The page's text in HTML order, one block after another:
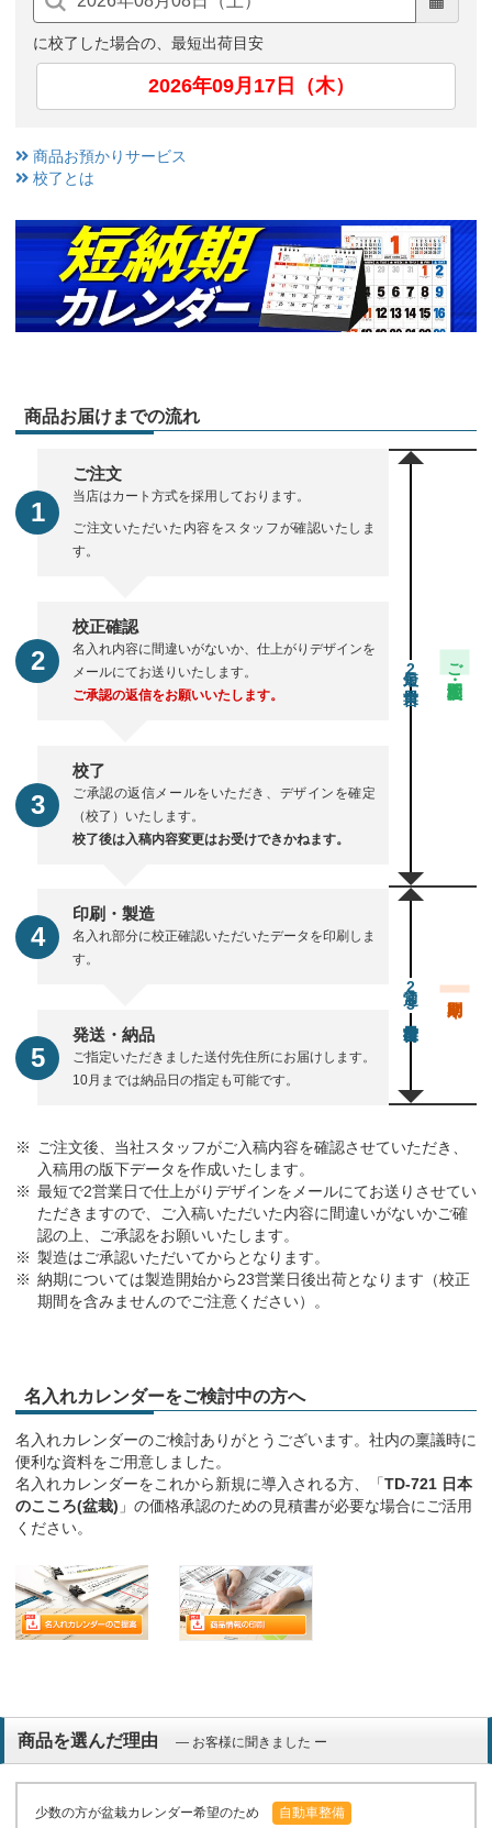
に校了した場合の、最短出荷目安
2026年09月17日（木）
商品お預かりサービス
校了とは
商品お届けまでの流れ
ご注文
当店はカート方式を採用しております。
ご注文いただいた内容をスタッフが確認いたしま
す。
校正確認
名入れ内容に間違いがないか、仕上がりデザインを
メールにてお送りいたします。
ご承認の返信をお願いいたします。
校了
ご承認の返信メールをいただき、デザインを確定
（校了）いたします。
校了後は入稿内容変更はお受けできかねます。
2 ご注文・校正期間
印刷・製造
名入れ部分に校正確認いただいたデータを印刷しま
す。
発送・納品
ご指定いただきました送付先住所にお届けします。
10月までは納品日の指定も可能です。
通常23営業日後出荷
ご注文後、当社スタッフがご入稿内容を確認させていただき、
入稿用の版下データを作成いたします。
最短で2営業日で仕上がりデザインをメールにてお送りさせてい
ただきますので、ご入稿いただいた内容に間違いがないかご確
認の上、ご承認をお願いいたします。
製造はご承認いただいてからとなります。
納期については製造開始から23営業日後出荷となります（校正
期間を含みませんのでご注意ください）。
名入れカレンダーをご検討中の方へ
名入れカレンダーのご検討ありがとうございます。社内の稟議時に
便利な資料をご用意しました。
名入れカレンダーをこれから新規に導入される方、「TD-721 日本
のこころ(盆栽) 」の価格承認のための見積書が必要な場合にご活用
ください。
商品を選んだ理由 ― お客様に聞きました ー
少数の方が盆栽カレンダー希望のため 自動車整備